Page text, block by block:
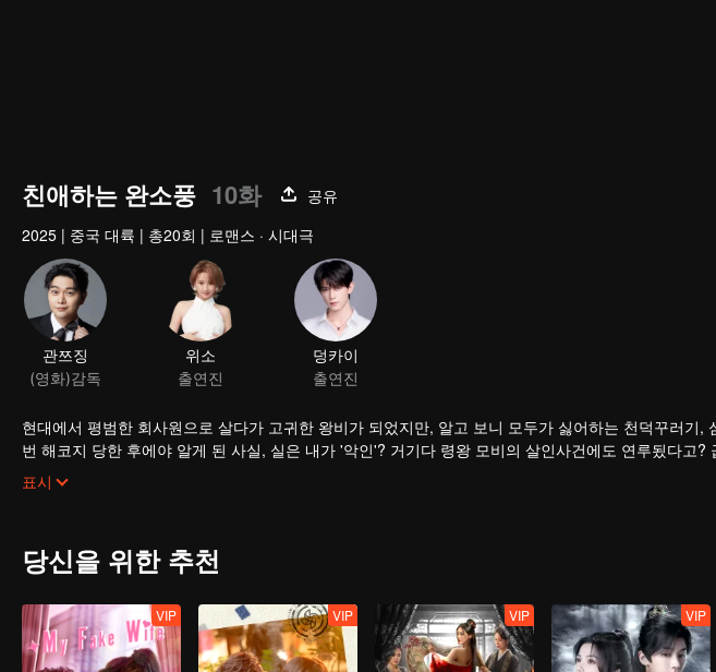
친애하는 완소풍 10화
공유
2025 | 중국 대륙 | 총20회 | 로맨스 · 시대극
관쯔징
(영화)감독
위소
출연진
덩카이
출연진
현대에서 평범한 회사원으로 살다가 고귀한 왕비가 되었지만, 알고 보니 모두가 싫어하는 천덕꾸러기,
번 해코지 당한 후에야 알게 된 사실, 실은 내가 '악인'? 거기다 령왕 모비의 살인사건에도 연루됬다고
킬'을 도입해 사건을 수사하는 등 끊임없이 일을 만드는데… 이게 웬걸 얼음 왕야가 달리 보기 시작했다
헤친다
표시
당신을 위한 추천
VIP VIP VIP VIP